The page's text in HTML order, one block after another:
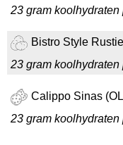
23 gram koolhydraten
Bistro Style
23 gram koolhydraten
Calippo Sinas
23 gram koolhydraten